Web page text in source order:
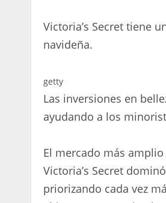
Victoria’s Secret tiene
navideña.
getty
Las inversiones en
ayudando a los
El mercado más
Victoria’s Secret
priorizando cada vez